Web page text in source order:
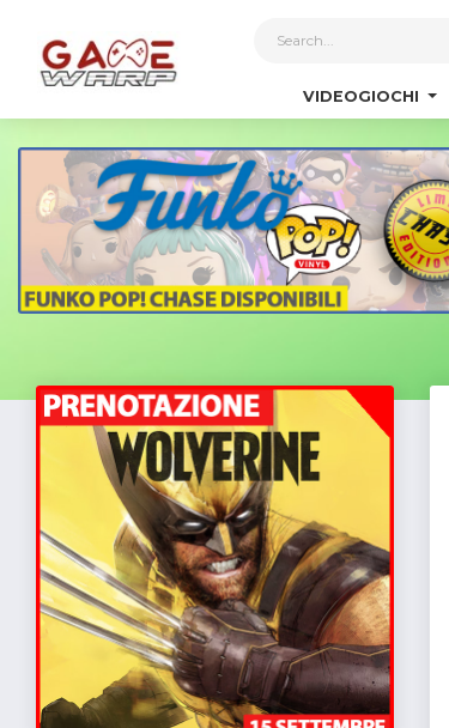
VIDEOGIOCHI